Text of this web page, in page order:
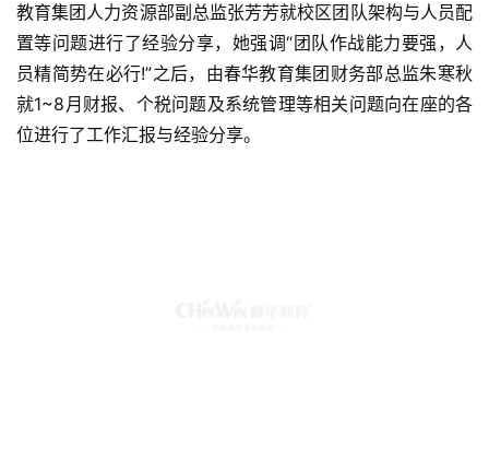
教育集团人力资源部副总监张芳芳就校区团队架构与人员配
置等问题进行了经验分享，她强调“团队作战能力要强，人
员精简势在必行!”之后，由春华教育集团财务部总监朱寒秋
就1~8月财报、个税问题及系统管理等相关问题向在座的各
位进行了工作汇报与经验分享。